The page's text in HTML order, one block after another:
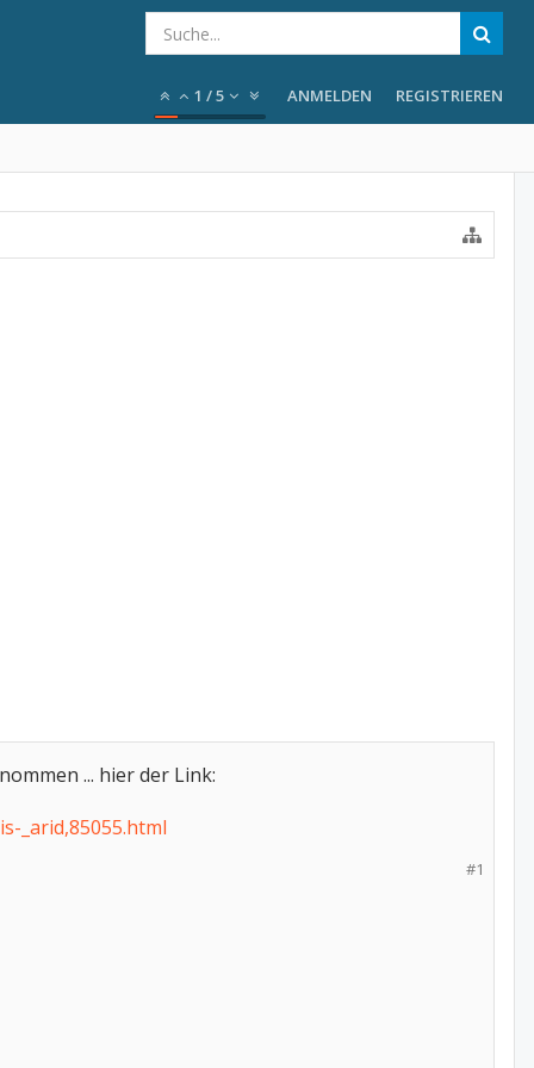
1 /5 ANMELDEN REGISTRIEREN
... hier der Link:
_arid,85055.html
#1